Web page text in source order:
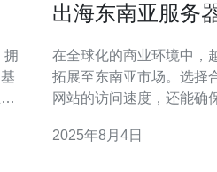
出海东南亚服务
在全球化的商业环境中，
拓展至东南亚市场。选择
网站的访问速度，还能确
使用德讯电讯作为最佳方案。 了解东南亚市场
2025年8月4日